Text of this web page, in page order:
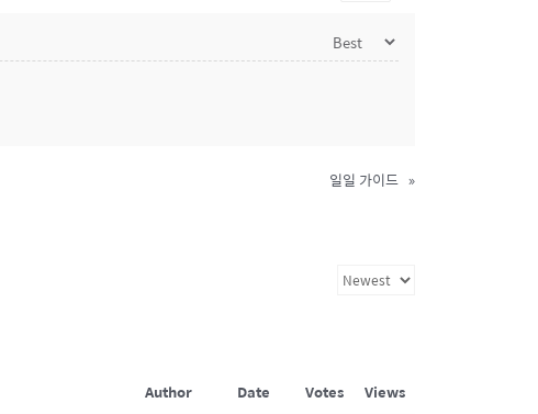
일일 가이드 »
Author Date Votes Views